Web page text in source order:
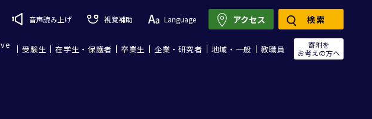
音声読み上げ 視覚補助 Language
受験生 在学生・保護者 卒業生 企業・研究者 地域・一般 教職員
寄附を
お考えの方へ
アクセス 検索